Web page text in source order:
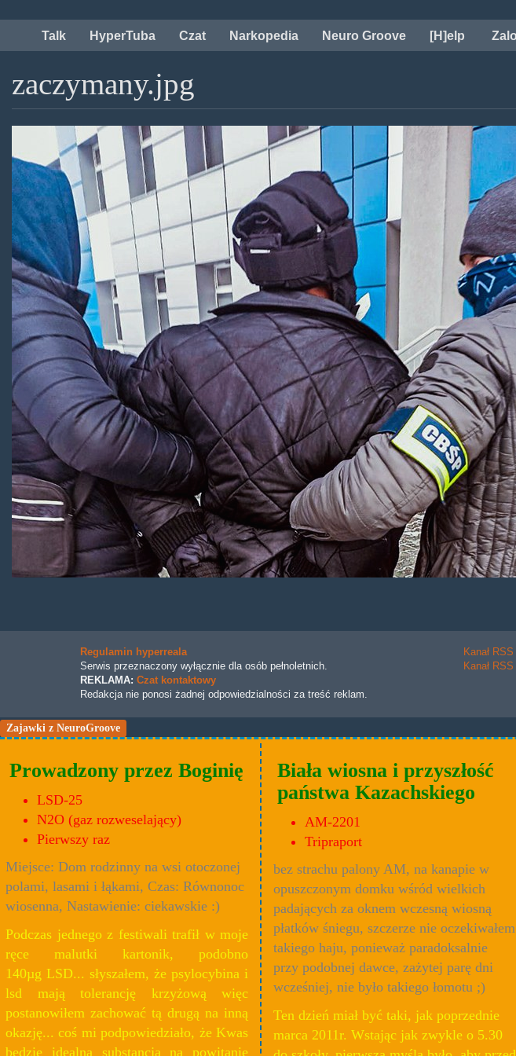
treści
Talk HyperTuba Czat Narkopedia Neuro Groove [H]elp
zaczymany.jpg
Regulamin hyperreala
Serwis przeznaczony wyłącznie dla osób pełnoletnich.
REKLAMA: Czat kontaktowy
Redakcja nie ponosi żadnej odpowiedzialności za treść reklam.
Kanał
Kanał
Zajawki z NeuroGroove
Prowadzony przez Boginię
LSD-25
N2O (gaz rozweselający)
Pierwszy raz
Miejsce: Dom rodzinny na wsi otoczonej
polami, lasami i łąkami, Czas: Równonoc
wiosenna, Nastawienie: ciekawskie :)
Podczas jednego z festiwali trafił w moje
ręce malutki kartonik, podobno
140µg LSD... słyszałem, że psylocybina i
lsd mają tolerancję krzyżową więc
postanowiłem zachować tą drugą na inną
okazję... coś mi podpowiedziało, że Kwas
będzie idealną substancją na powitanie
Biała wiosna i przyszłość
państwa Kazachskiego
AM-2201
Tripraport
bez strachu palony AM, na kanapie w
opuszczonym domku wśród wielkich
padających za oknem wczesną wiosną
płatków śniegu, szczerze nie oczekiwałem
takiego haju, ponieważ paradoksalnie
przy podobnej dawce, zażytej parę dni
wcześniej, nie było takiego łomotu ;)
Ten dzień miał być taki, jak poprzednie
marca 2011r. Wstając jak zwykle o 5.30